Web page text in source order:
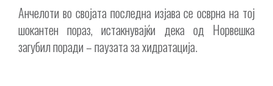
Анчелоти во својата последна изјава се осврна на тој
шокантен пораз, истакнувајќи дека од Норвешка
загубил поради – паузата за хидратација.